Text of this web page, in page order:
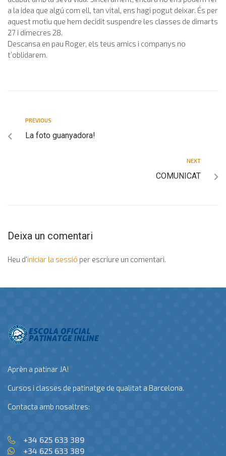
a la idea que algú com ell, tan vital, ens hagi pogut deixar. És per
aquest motiu que hem decidit suspendre les classes de dimarts
27 i dimecres 28.
Descansa en pau Roger, els teus amics i companys no
t’oblidarem.
PREVIOUS
La foto guanyadora!
NEXT
COMUNICAT
Deixa un comentari
Heu d'iniciar la sessió per escriure un comentari.
Aprèn a patinar JA!
Cursos i classes de patinatge de qualitat a Barcelona.
Contacta amb nosaltres:
+34 625 633 389
+34 625 633 389